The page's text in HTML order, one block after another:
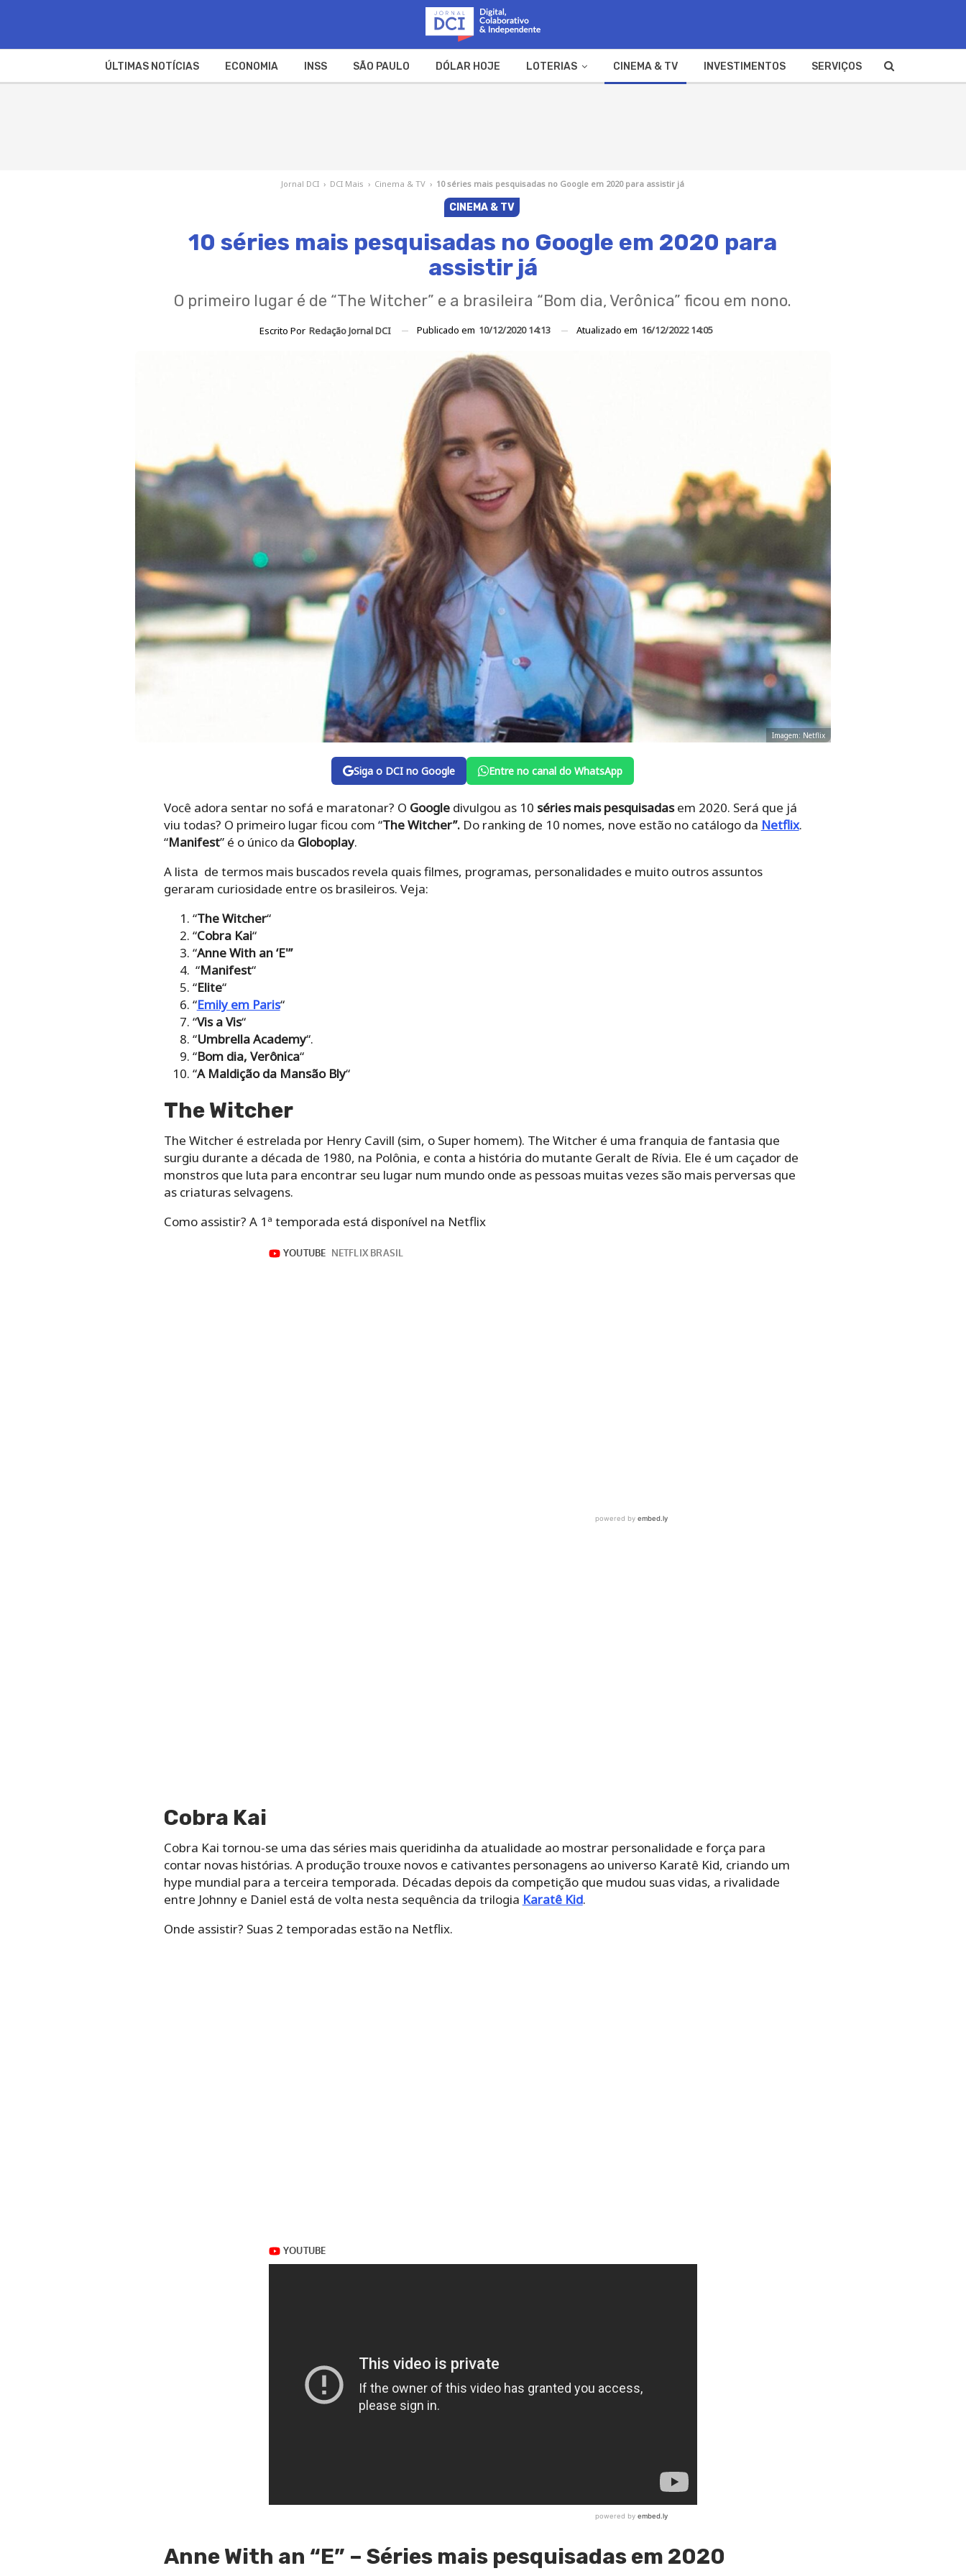
ÚLTIMAS NOTÍCIAS ECONOMIA INSS SÃO PAULO DÓLAR HOJE LOTERIAS CINEMA & TV INVESTIMENTOS SERVIÇOS
Jornal DCI › DCI Mais › Cinema & TV › 10 séries mais pesquisadas no Google em 2020 para assistir já
CINEMA & TV
10 séries mais pesquisadas no Google em 2020 para
assistir já
O primeiro lugar é de “The Witcher” e a brasileira “Bom dia, Verônica” ficou em nono.
Escrito Por Redação Jornal DCI Publicado em 10/12/2020 14:13 Atualizado em 16/12/2022 14:05
Imagem: Netflix
Siga o DCI no Google Entre no canal do WhatsApp
Você adora sentar no sofá e maratonar? O Googledivulgou as 10 séries mais pesquisadasem 2020. Será que já
viu todas? O primeiro lugar ficou com “The Witcher”. Do ranking de 10 nomes, nove estão no catálogo da Netflix.
“Manifest” é o único da Globoplay.
A lista de termos mais buscados revela quais filmes, programas, personalidades e muito outros assuntos
geraram curiosidade entre os brasileiros. Veja:
“The Witcher“
“Cobra Kai“
“Anne With an ‘E'”
“Manifest“
“Elite“
“Emily em Paris“
“Vis a Vis“
“Umbrella Academy“.
“Bom dia, Verônica“
“A Maldição da Mansão Bly“
The Witcher
The Witcher é estrelada por Henry Cavill (sim, o Super homem). The Witcher é uma franquia de fantasia que
surgiu durante a década de 1980, na Polônia, e conta a história do mutante Geralt de Rívia. Ele é um caçador de
monstros que luta para encontrar seu lugar num mundo onde as pessoas muitas vezes são mais perversas que
as criaturas selvagens.
Como assistir? A 1ª temporada está disponível na Netflix
Cobra Kai
Cobra Kai tornou-se uma das séries mais queridinha da atualidade ao mostrar personalidade e força para
contar novas histórias. A produção trouxe novos e cativantes personagens ao universo Karatê Kid, criando um
hype mundial para a terceira temporada. Décadas depois da competição que mudou suas vidas, a rivalidade
entre Johnny e Daniel está de volta nesta sequência da trilogia Karatê Kid.
Onde assistir? Suas 2 temporadas estão na Netflix.
Anne With an “E” – Séries mais pesquisadas em 2020